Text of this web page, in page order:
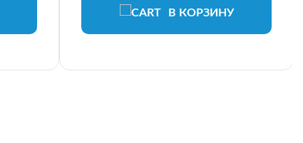
В КОРЗИНУ